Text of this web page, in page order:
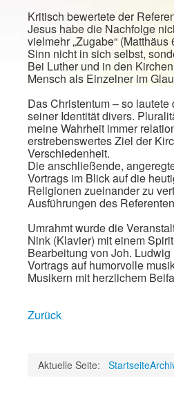
Kritisch bewertete der
Jesus habe die Nachfolge
vielmehr „Zugabe“
Sinn nicht in sich selbst,
Bei Luther und in den
Mensch als Einzelner im
Das Christentum – so
seiner Identität divers.
meine Wahrheit immer
erstrebenswertes Ziel der
Verschiedenheit.
Die anschließende,
Vortrags im Blick auf die
Religionen zueinander zu
Ausführungen des
Umrahmt wurde die
Nink (Klavier) mit einem
Bearbeitung von Joh. Ludwig
Vortrags auf humorvolle
Musikern mit herzlichem
Zurück
Aktuelle Seite: Startseite